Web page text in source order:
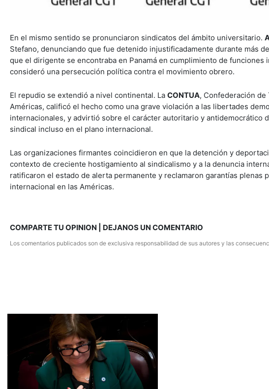
En el mismo sentido se pronunciaron sindicatos del ámbito universitario.
Stefano, denunciando que fue detenido injustificadamente durante más
que el dirigente se encontraba en Panamá en cumplimiento de
consideró una persecución política contra el movimiento obrero.
El repudio se extendió a nivel continental. La CONTUA, Confederación de
Américas, calificó el hecho como una grave violación a las libertades
internacionales, y advirtió sobre el carácter autoritario y antidemocrático
sindical incluso en el plano internacional.
Las organizaciones firmantes coincidieron en que la detención y
contexto de creciente hostigamiento al sindicalismo y a la denuncia
ratificaron el estado de alerta permanente y reclamaron garantías
internacional en las Américas.
COMPARTE TU OPINION | DEJANOS UN COMENTARIO
Los comentarios publicados son de exclusiva responsabilidad de sus autores y las